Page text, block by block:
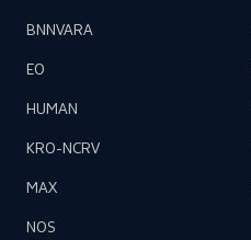
BNNVARA
EO
HUMAN
KRO-NCRV
MAX
NOS